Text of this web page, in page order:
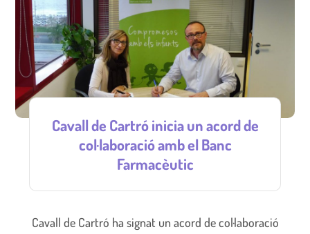
Cavall de Cartró inicia un acord de
col·laboració amb el Banc
Farmacèutic
Cavall de Cartró ha signat un acord de col·laboració